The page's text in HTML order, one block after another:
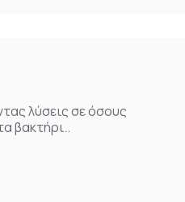
λύσεις σε όσους
βακτήρι..